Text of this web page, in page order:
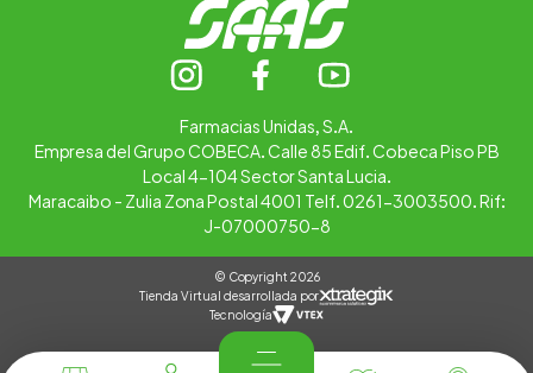
Farmacias Unidas, S.A.
Empresa del Grupo COBECA. Calle 85 Edif. Cobeca Piso PB
Local 4-104 Sector Santa Lucia.
Maracaibo - Zulia Zona Postal 4001 Telf. 0261-3003500. Rif:
J-07000750-8
© Copyright 2026
Tienda Virtual desarrollada por
Tecnología